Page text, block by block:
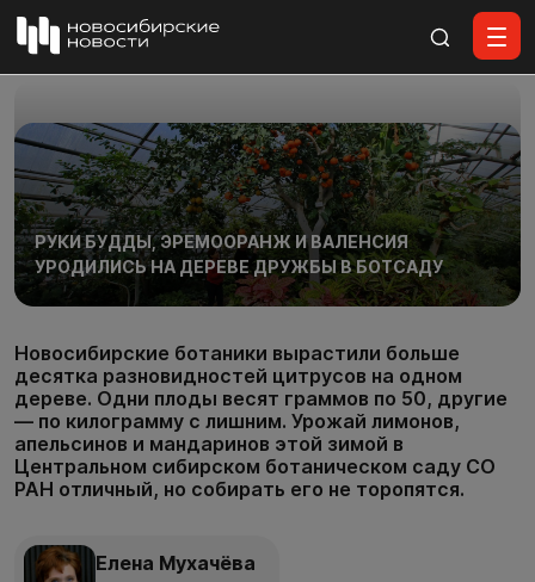
РУКИ БУДДЫ, ЭРЕМООРАНЖ И ВАЛЕНСИЯ
УРОДИЛИСЬ НА ДЕРЕВЕ ДРУЖБЫ В БОТСАДУ
Новосибирские ботаники вырастили больше
десятка разновидностей цитрусов на одном
дереве. Одни плоды весят граммов по 50, другие
— по килограмму с лишним. Урожай лимонов,
апельсинов и мандаринов этой зимой в
Центральном сибирском ботаническом саду СО
РАН отличный, но собирать его не торопятся.
Елена Мухачёва